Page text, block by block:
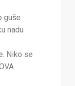
guše
nadu
Niko se